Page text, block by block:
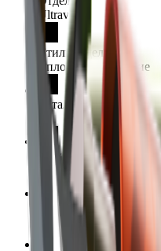
Ultraviolet
Стиль отделки
Сплошное покрытие
Каталог отделки
Редкость
Тайное
Диапазон Float
0.06 - 0.8